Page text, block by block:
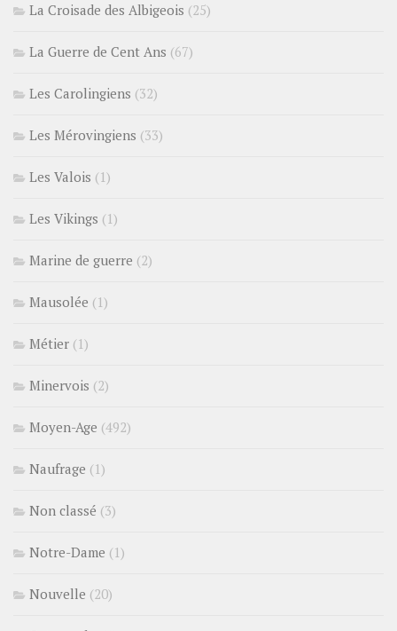
La Croisade des Albigeois (25)
La Guerre de Cent Ans (67)
Les Carolingiens (32)
Les Mérovingiens (33)
Les Valois (1)
Les Vikings (1)
Marine de guerre (2)
Mausolée (1)
Métier (1)
Minervois (2)
Moyen-Age (492)
Naufrage (1)
Non classé (3)
Notre-Dame (1)
Nouvelle (20)